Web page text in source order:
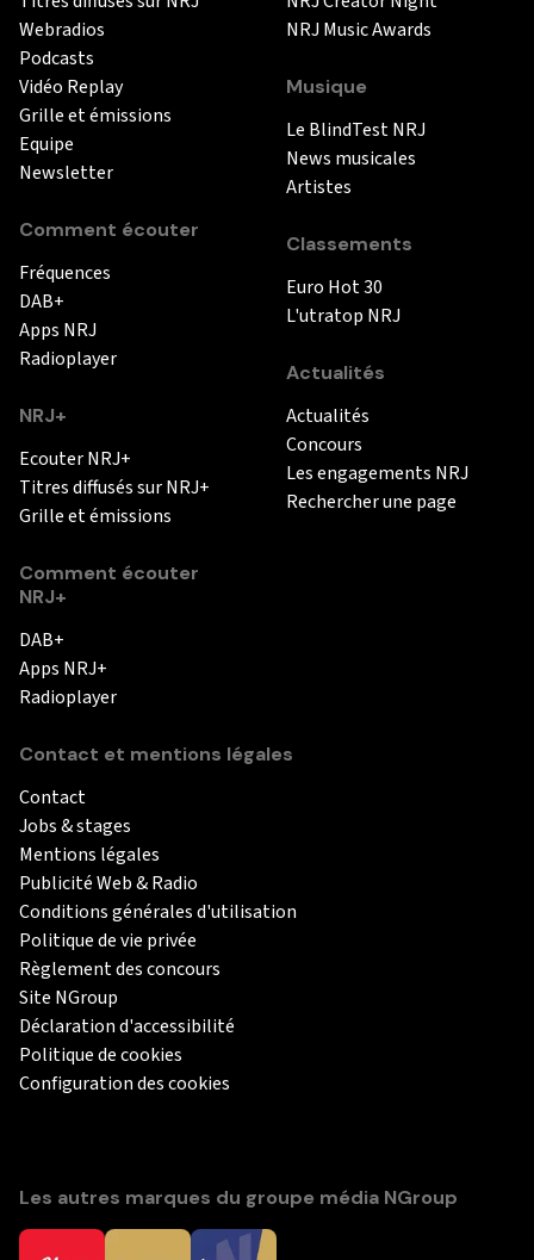
Webradios
Podcasts
Vidéo Replay
Grille et émissions
Equipe
Newsletter
Comment écouter
Fréquences
DAB+
Apps NRJ
Radioplayer
NRJ+
Ecouter NRJ+
Titres diffusés sur NRJ+
Grille et émissions
Comment écouter
NRJ+
DAB+
Apps NRJ+
Radioplayer
NRJ Music Awards
Musique
Le BlindTest NRJ
News musicales
Artistes
Classements
Euro Hot 30
L'utratop NRJ
Actualités
Actualités
Concours
Les engagements NRJ
Rechercher une page
Contact et mentions légales
Contact
Jobs & stages
Mentions légales
Publicité Web & Radio
Conditions générales d'utilisation
Politique de vie privée
Règlement des concours
Site NGroup
Déclaration d'accessibilité
Politique de cookies
Configuration des cookies
Les autres marques du groupe média NGroup